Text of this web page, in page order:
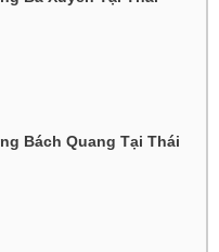
Bách Quang Tại Thái